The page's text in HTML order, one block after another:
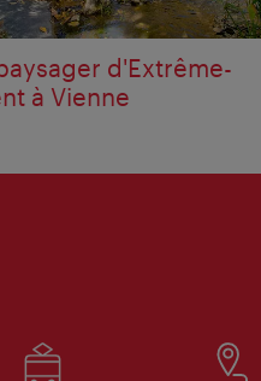
d'Extrême-
à Vienne